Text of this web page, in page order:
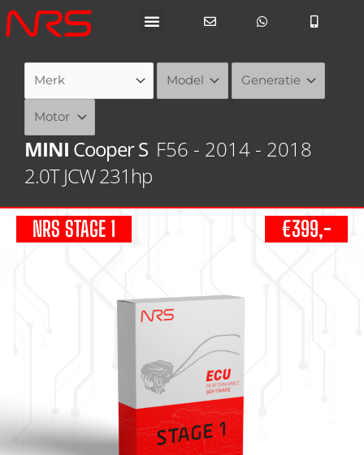
Ga
naar
MINI Cooper S F56 - 2014 - 2018
2.0T JCW 231hp
NRS STAGE 1 €399,-